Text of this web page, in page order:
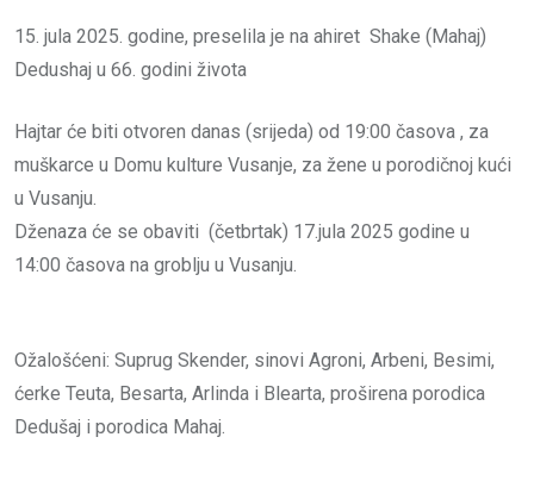
15. jula 2025. godine, preselila je na ahiret Shake (Mahaj)
Dedushaj u 66. godini života
Hajtar će biti otvoren danas (srijeda) od 19:00 časova , za
muškarce u Domu kulture Vusanje, za žene u porodičnoj kući
u Vusanju.
Dženaza će se obaviti (četbrtak) 17.jula 2025 godine u
14:00 časova na groblju u Vusanju.
Ožalošćeni: Suprug Skender, sinovi Agroni, Arbeni, Besimi,
ćerke Teuta, Besarta, Arlinda i Blearta, proširena porodica
Dedušaj i porodica Mahaj.